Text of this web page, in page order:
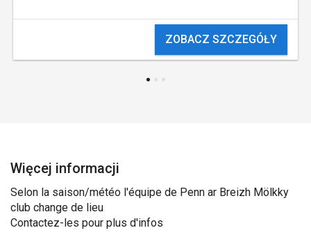
ZOBACZ SZCZEGÓŁY
Więcej informacji
Selon la saison/météo l'équipe de Penn ar Breizh Mölkky
club change de lieu
Contactez-les pour plus d'infos